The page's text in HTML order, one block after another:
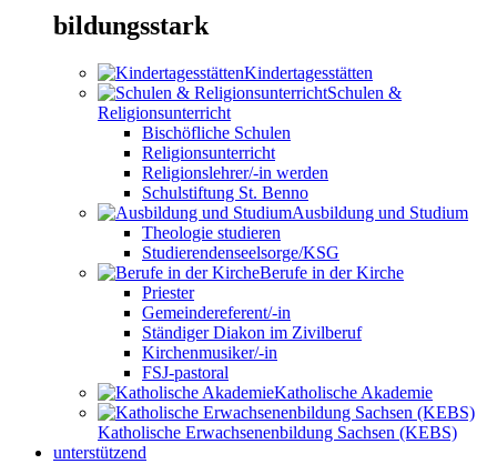
bildungsstark
Kindertagesstätten
Schulen &
Religionsunterricht
Bischöfliche Schulen
Religionsunterricht
Religionslehrer/-in werden
Schulstiftung St. Benno
Ausbildung und Studium
Theologie studieren
Studierendenseelsorge/KSG
Berufe in der Kirche
Priester
Gemeindereferent/-in
Ständiger Diakon im Zivilberuf
Kirchenmusiker/-in
FSJ-pastoral
Katholische Akademie
Katholische Erwachsenenbildung Sachsen (KEBS)
unterstützend